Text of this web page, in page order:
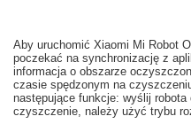
Aby uruchomić Xiaomi Mi Robot
poczekać na synchronizację z
informacja o obszarze
czasie spędzonym na
następujące funkcje: wyślij robota
czyszczenie, należy użyć trybu